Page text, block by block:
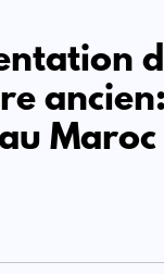
Maroc